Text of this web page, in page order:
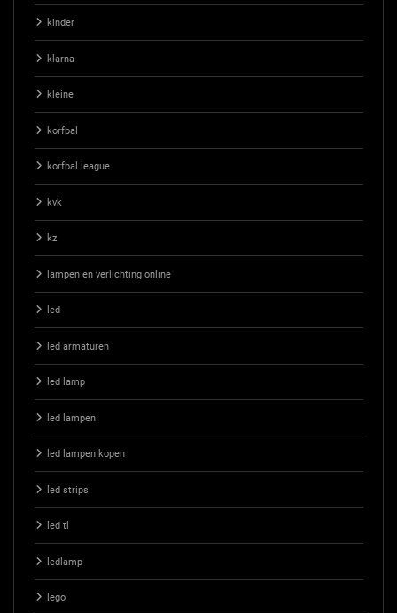
kinder
klarna
kleine
korfbal
korfbal league
kvk
kz
lampen en verlichting online
led
led armaturen
led lamp
led lampen
led lampen kopen
led strips
led tl
ledlamp
lego